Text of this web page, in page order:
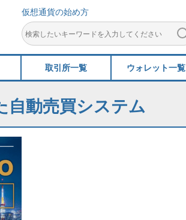
仮想通貨の始め方
取引所一覧 ウォレット一覧
自動売買システム